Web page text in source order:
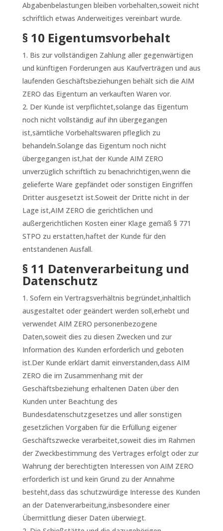
Abgabenbelastungen bleiben vorbehalten,soweit nicht
schriftlich etwas Anderweitiges vereinbart wurde.
§ 10 Eigentumsvorbehalt
Bis zur vollständigen Zahlung aller gegenwärtigen
und künftigen Forderungen aus Kaufverträgen und aus
laufenden Geschäftsbeziehungen behält sich die AIM
ZERO das Eigentum an verkauften Waren vor.
Der Kunde ist verpflichtet,solange das Eigentum
noch nicht vollständig auf ihn übergegangen
ist,sämtliche Vorbehaltswaren pfleglich zu
behandeln.Solange das Eigentum noch nicht
übergegangen ist,hat der Kunde AIM ZERO
unverzüglich schriftlich zu benachrichtigen,wenn die
gelieferte Ware gepfändet oder sonstigen Eingriffen
Dritter ausgesetzt ist.Soweit der Dritte nicht in der
Lage ist,AIM ZERO die gerichtlichen und
außergerichtlichen Kosten einer Klage gemäß § 771
STPO zu erstatten,haftet der Kunde für den
entstandenen Ausfall.
§ 11 Datenverarbeitung und
Datenschutz
Sofern ein Vertragsverhältnis begründet,inhaltlich
ausgestaltet oder geändert werden soll,erhebt und
verwendet AIM ZERO personenbezogene
Daten,soweit dies zu diesen Zwecken und zur
Information des Kunden erforderlich und geboten
ist.Der Kunde erklärt damit einverstanden,dass AIM
ZERO die im Zusammenhang mit der
Geschäftsbeziehung erhaltenen Daten über den
Kunden unter Beachtung des
Bundesdatenschutzgesetzes und aller sonstigen
gesetzlichen Vorgaben für die Erfüllung eigener
Geschäftszwecke verarbeitet,soweit dies im Rahmen
der Zweckbestimmung des Vertrages erfolgt oder zur
Wahrung der berechtigten Interessen von AIM ZERO
erforderlich ist und kein Grund zu der Annahme
besteht,dass das schutzwürdige Interesse des Kunden
an der Datenverarbeitung,insbesondere einer
Übermittlung dieser Daten überwiegt.